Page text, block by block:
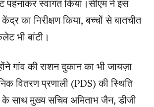
पहनाकर स्वागत किया।सीएम ने इस
का निरीक्षण किया, बच्चों से बातचीत
भी बांटी।
गांव की राशन दुकान का भी जायज़ा
वितरण प्रणाली (PDS) की स्थिति
साथ मुख्य सचिव अमिताभ जैन, डीजी